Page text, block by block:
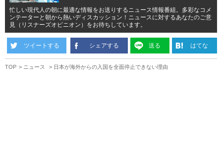
忙しい現代人の朝に最適な情報をお送りするニュース情報番組。多彩なコメ
ンテーターと朝から熱いディスカッション！ニュースに対するあなたのご意
見（リスナーズオピニオン）をお待ちしています。
ツイートする シェアする 送る はてな
TOP ニュース 日本が海外からの入国を全面停止できない理由